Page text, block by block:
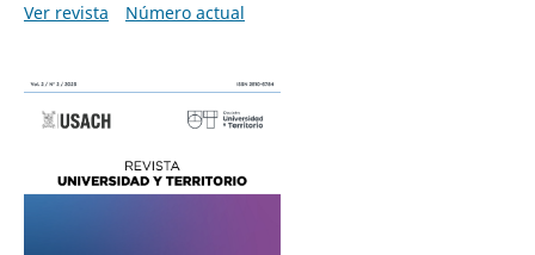
Ver revista
Número actual